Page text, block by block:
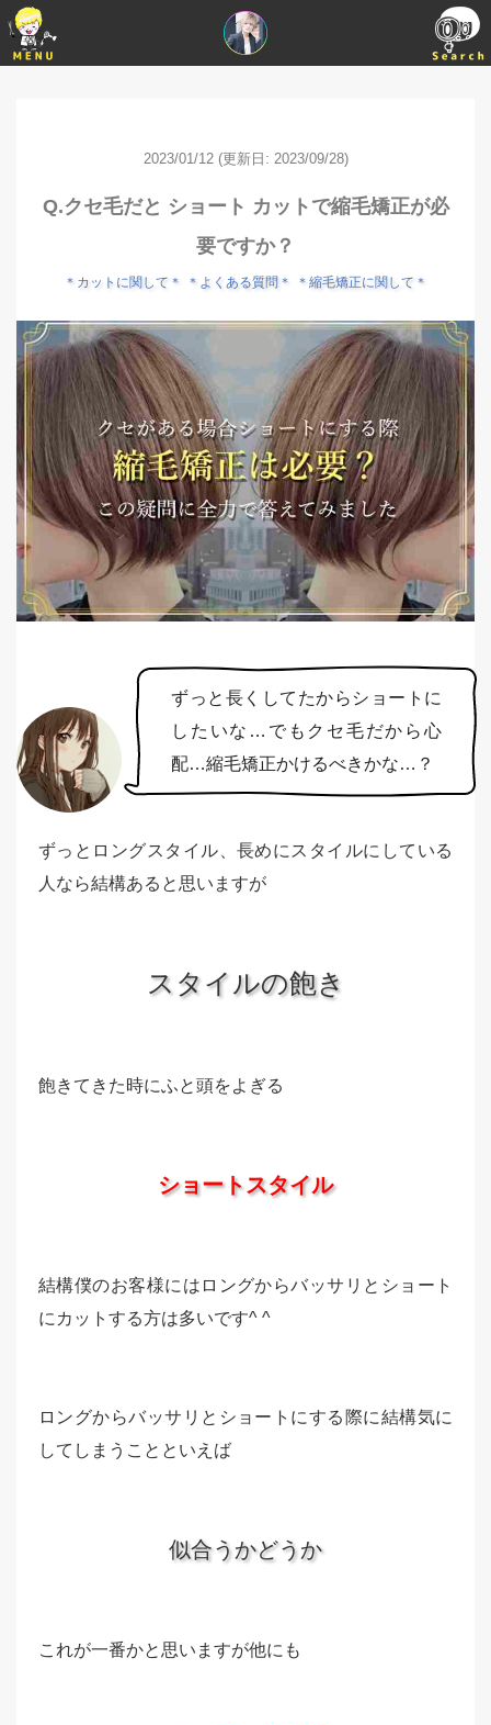
2023/01/12 (更新日: 2023/09/28)
Q.クセ毛だと ショート カットで縮毛矯正が必
要ですか？
＊カットに関して＊ ＊よくある質問＊ ＊縮毛矯正に関して＊
ずっと長くしてたからショートに
したいな…でもクセ毛だから心
配…縮毛矯正かけるべきかな…？
ずっとロングスタイル、長めにスタイルにしている
人なら結構あると思いますが
スタイルの飽き
飽きてきた時にふと頭をよぎる
ショートスタイル
結構僕のお客様にはロングからバッサリとショート
にカットする方は多いです^ ^
ロングからバッサリとショートにする際に結構気に
してしまうことといえば
似合うかどうか
これが一番かと思いますが他にも